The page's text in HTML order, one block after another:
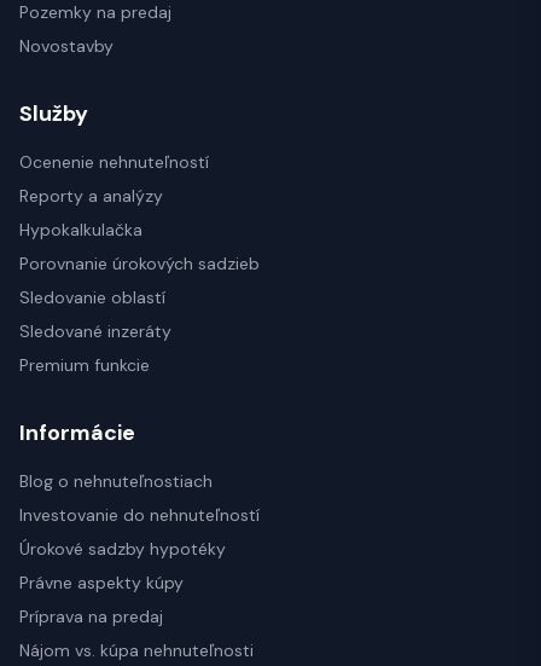
Pozemky na predaj
Novostavby
Služby
Ocenenie nehnuteľností
Reporty a analýzy
Hypokalkulačka
Porovnanie úrokových sadzieb
Sledovanie oblastí
Sledované inzeráty
Premium funkcie
Informácie
Blog o nehnuteľnostiach
Investovanie do nehnuteľností
Úrokové sadzby hypotéky
Právne aspekty kúpy
Príprava na predaj
Nájom vs. kúpa nehnuteľnosti